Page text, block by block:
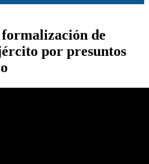
de
por presuntos